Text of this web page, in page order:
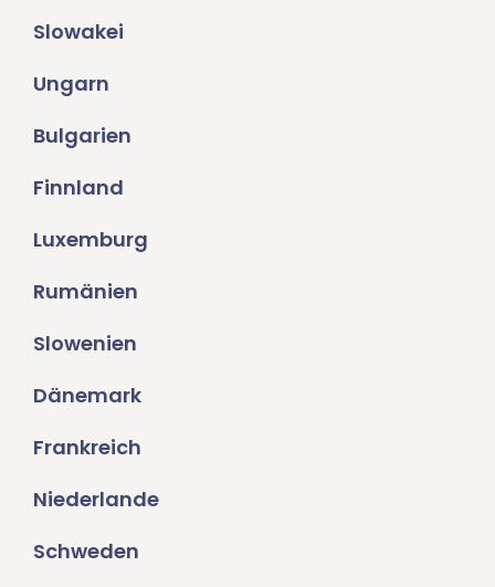
Slowakei
Ungarn
Bulgarien
Finnland
Luxemburg
Rumänien
Slowenien
Dänemark
Frankreich
Niederlande
Schweden